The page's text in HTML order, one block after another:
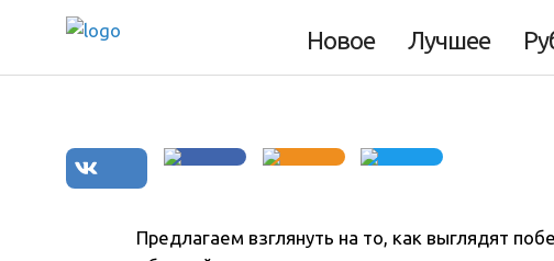
Новое Лучшее
Предлагаем взглянуть на то, как выглядят